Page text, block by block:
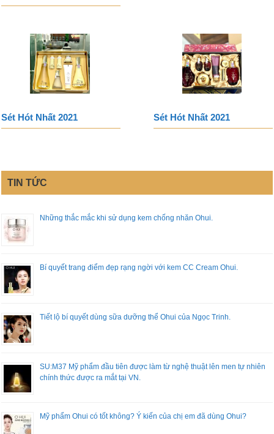
Sét Hót Nhất 2021 Sét Hót Nhất 2021
TIN TỨC
Những thắc mắc khi sử dụng kem chống nhăn Ohui.
Bí quyết trang điểm đẹp rạng ngời với kem CC Cream Ohui.
Tiết lộ bí quyết dùng sữa dưỡng thể Ohui của Ngọc Trinh.
SU:M37 Mỹ phẩm đầu tiên được làm từ nghệ thuật lên men tự nhiên
chính thức được ra mắt tại VN.
Mỹ phẩm Ohui có tốt không? Ý kiến của chị em đã dùng Ohui?